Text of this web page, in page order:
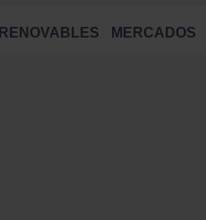
RENOVABLES MERCADOS